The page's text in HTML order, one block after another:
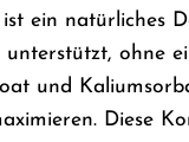
ein natürliches
ohne
und
Diese